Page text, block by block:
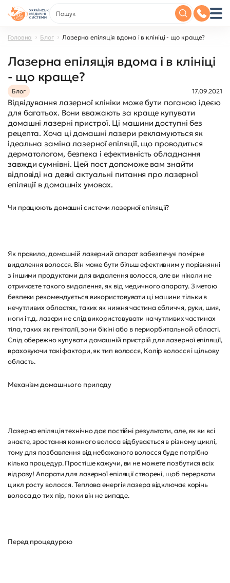
Головна Блог Лазерна епіляція вдома і в клініці - що краще?
Лазерна епіляція вдома і в клініці
- що краще?
Блог 17.09.2021
Відвідування лазерної клініки може бути поганою ідеєю
для багатьох. Вони вважають за краще купувати
домашні лазерні пристрої. Ці машини доступні без
рецепта. Хоча ці домашні лазери рекламуються як
ідеальна заміна лазерної епіляції, що проводиться
дерматологом, безпека і ефективність обладнання
завжди сумнівні. Цей пост допоможе вам знайти
відповіді на деякі актуальні питання про лазерної
епіляції в домашніх умовах.
Чи працюють домашні системи лазерної епіляції?
Як правило, домашній лазерний апарат забезпечує помірне
видалення волосся. Він може бути більш ефективним у порівнянні
з іншими продуктами для видалення волосся, але ви ніколи не
отримаєте такого видалення, як від медичного апарату. З метою
безпеки рекомендується використовувати ці машини тільки в
нечутливих областях, таких як нижня частина обличчя, руки, шия,
ноги і т.д. лазери не слід використовувати на чутливих частинах
тіла, таких як геніталії, зони бікіні або в периорбитальной області.
Слід обережно купувати домашній пристрій для лазерної епіляції,
враховуючи такі фактори, як тип волосся, Колір волосся і цільову
область.
Механізм домашнього приладу
Лазерна епіляція технічно дає постійні результати, але, як ви всі
знаєте, зростання кожного волоса відбувається в різному циклі,
тому для позбавлення від небажаного волосся буде потрібно
кілька процедур. Простіше кажучи, ви не можете позбутися всіх
відразу! Апарати для лазерної епіляції створені, щоб перервати
цикл росту волосся. Теплова енергія лазера відключає корінь
волоса до тих пір, поки він не випаде.
Перед процедурою